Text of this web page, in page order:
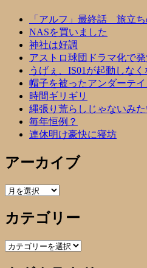
「アルフ」最終話 旅立ち
NASを買いました
神社は好調
アストロ球団ドラマ化で
うげぇ、IS01が起動しなく
帽子を被ったアンダーテ
時間ギリギリ
縄張り荒らしじゃないみた
毎年恒例？
連休明け豪快に寝坊
アーカイブ
ア
カ
イ
ブ
カテゴリー
カ